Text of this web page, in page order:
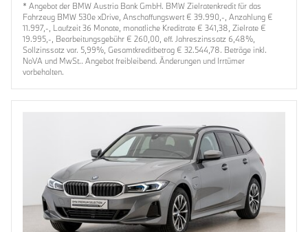
* Angebot der BMW Austria Bank GmbH. BMW Zielratenkredit für das
Fahrzeug BMW 530e xDrive, Anschaffungswert € 39.990,-, Anzahlung €
11.997,-, Laufzeit 36 Monate, monatliche Kreditrate € 341,38, Zielrate €
19.995,-, Bearbeitungsgebühr € 260,00, eff. Jahreszinssatz 6,48%,
Sollzinssatz var. 5,99%, Gesamtkreditbetrag € 32.544,78. Beträge inkl.
NoVA und MwSt.. Angebot freibleibend. Änderungen und Irrtümer
vorbehalten.